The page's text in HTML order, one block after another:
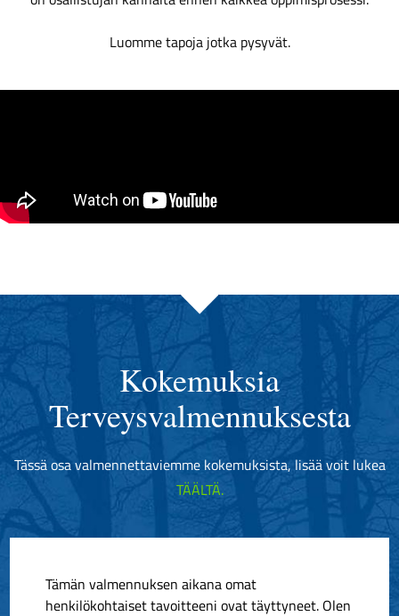
Luomme tapoja jotka pysyvät.
Kokemuksia
Terveysvalmennuksesta
Tässä osa valmennettaviemme kokemuksista, lisää voit lukea
TÄÄLTÄ.
Tämän valmennuksen aikana omat
henkilökohtaiset tavoitteeni ovat täyttyneet. Olen